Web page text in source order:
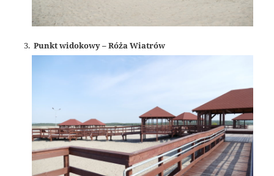
Punkt widokowy – Róża Wiatrów